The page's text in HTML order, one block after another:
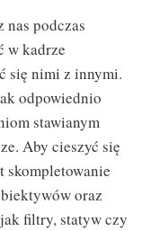
podczas
w kadrze
się nimi z innymi.
odpowiednio
stawianym
Aby cieszyć się
skompletowanie
oraz
filtry, statyw czy